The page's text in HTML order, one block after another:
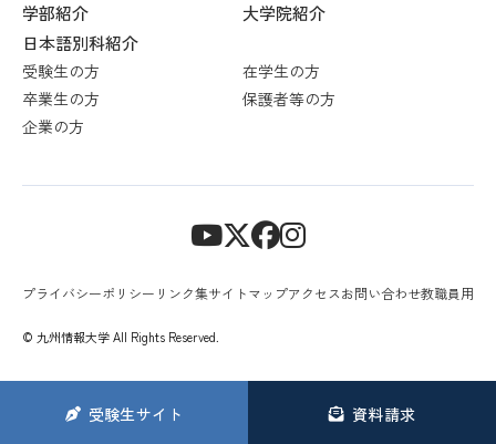
受験生サイト 資料請求
学部紹介
大学院紹介
日本語別科紹介
受験生の方
在学生の方
卒業生の方
保護者等の方
企業の方
プライバシーポリシー リンク集サイトマップアクセスお問い合わせ教職員用
© 九州情報大学 All Rights Reserved.